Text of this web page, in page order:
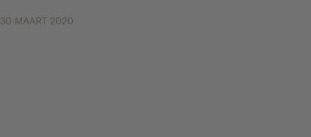
30 MAART 2020